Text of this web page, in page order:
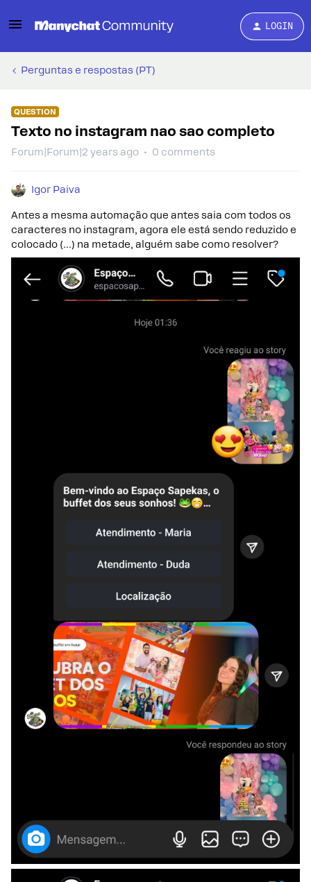
LOGIN
Perguntas e respostas (PT)
QUESTION
Texto no instagram nao sao completo
Forum|Forum|2 years ago 0 comments
Igor Paiva
Antes a mesma automação que antes saia com todos os
caracteres no instagram, agora ele está sendo reduzido e
colocado (...) na metade, alguém sabe como resolver?